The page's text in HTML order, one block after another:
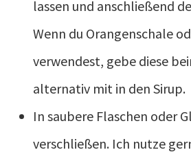
lassen und anschließend
Wenn du Orangenschale
verwendest, gebe diese
alternativ mit in den Sirup.
In saubere Flaschen oder
verschließen. Ich nutze